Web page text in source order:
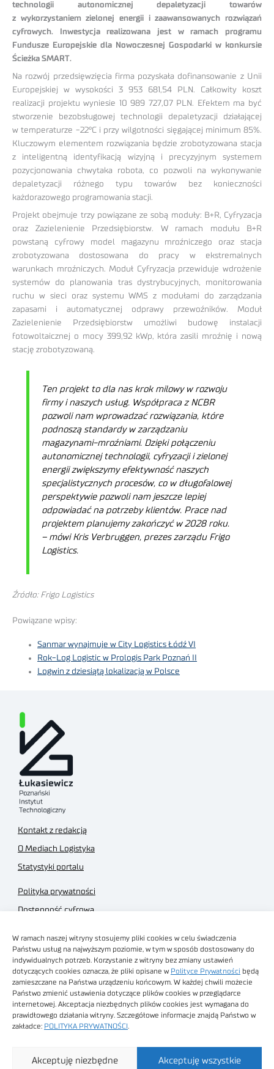
W ramach naszej witryny stosujemy pliki cookies w celu świadczenia
Państwu usług na najwyższym poziomie, w tym w sposób dostosowany do
indywidualnych potrzeb. Korzystanie z witryny bez zmiany ustawień
dotyczących cookies oznacza, że pliki opisane w Polityce Prywatności będą
zamieszczane na Państwa urządzeniu końcowym. W każdej chwili możecie
Państwo zmienić ustawienia dotyczące plików cookies w przeglądarce
internetowej. Akceptacja niezbędnych plików cookies jest wymagana do
prawidłowego działania witryny. Szczegółowe informacje znajdą Państwo w
zakładce: POLITYKA PRYWATNOŚCI
Akceptuję wszystkie
Akceptuję niezbędne
technologii autonomicznej depaletyzacji towarów
z wykorzystaniem zielonej energii i zaawansowanych rozwiązań
cyfrowych. Inwestycja realizowana jest w ramach programu
Fundusze Europejskie dla Nowoczesnej Gospodarki w konkursie
Ścieżka SMART.
Na rozwój przedsięwzięcia firma pozyskała dofinansowanie z Unii
Europejskiej w wysokości 3 953 681,54 PLN. Całkowity koszt
realizacji projektu wyniesie 10 989 727,07 PLN. Efektem ma być
stworzenie bezobsługowej technologii depaletyzacji działającej
w temperaturze -22°C i przy wilgotności sięgającej minimum 85%.
Kluczowym elementem rozwiązania będzie zrobotyzowana stacja
z inteligentną identyfikacją wizyjną i precyzyjnym systemem
pozycjonowania chwytaka robota, co pozwoli na wykonywanie
depaletyzacji różnego typu towarów bez konieczności
każdorazowego programowania stacji.
Projekt obejmuje trzy powiązane ze sobą moduły: B+R, Cyfryzacja
oraz Zazielenienie Przedsiębiorstw. W ramach modułu B+R
powstaną cyfrowy model magazynu mroźniczego oraz stacja
zrobotyzowana dostosowana do pracy w ekstremalnych
warunkach mroźniczych. Moduł Cyfryzacja przewiduje wdrożenie
systemów do planowania tras dystrybucyjnych, monitorowania
ruchu w sieci oraz systemu WMS z modułami do zarządzania
zapasami i automatycznej odprawy przewoźników. Moduł
Zazielenienie Przedsiębiorstw umożliwi budowę instalacji
fotowoltaicznej o mocy 399,92 kWp, która zasili mroźnię i nową
stację zrobotyzowaną.
Ten projekt to dla nas krok milowy w rozwoju
firmy i naszych usług. Współpraca z NCBR
pozwoli nam wprowadzać rozwiązania, które
podnoszą standardy w zarządzaniu
magazynami-mroźniami. Dzięki połączeniu
autonomicznej technologii, cyfryzacji i zielonej
energii zwiększymy efektywność naszych
specjalistycznych procesów, co w długofalowej
perspektywie pozwoli nam jeszcze lepiej
odpowiadać na potrzeby klientów. Prace nad
projektem planujemy zakończyć w 2028 roku.
– mówi Kris Verbruggen, prezes zarządu Frigo
Logistics.
Źródło: Frigo Logistics
Powiązane wpisy:
Sanmar wynajmuje w City Logistics Łódź VI
Rok-Log Logistic w Prologis Park Poznań II
Logwin z dziesiątą lokalizacją w Polsce
Kontakt z redakcją
O Mediach Logistyka
Statystyki portalu
Polityka prywatności
Dostępność cyfrowa
Regulamin sklepu
Obrazy stockowe
autorstwa
Technologiczny